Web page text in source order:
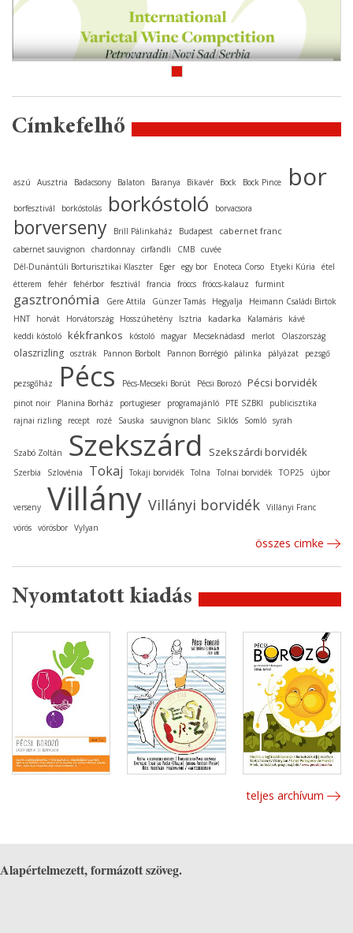
Címkefelhő
aszú Ausztria Badacsony Balaton Baranya Bikavér Bock Bock Pince bor
borfesztivál borkóstolás borkóstoló borvacsora
borverseny Brill Pálinkaház Budapest cabernet franc
cabernet sauvignon chardonnay cirfandli CMB cuvée
Dél-Dunántúli Borturisztikai Klaszter
Eger egy bor Enoteca Corso Etyeki Kúria
étel
étterem
fehér fehérbor fesztivál francia fröccs fröccs-kalauz furmint
gasztronómia Gere Attila Günzer Tamás Hegyalja
Heimann Családi Birtok
HNT
horvát Horvátország Hosszúhetény Isztria kadarka Kalamáris
kávé
keddi kóstoló kékfrankos kóstoló magyar Mecseknádasd merlot Olaszország
olaszrizling osztrák Pannon Borbolt Pannon Borrégió pálinka pályázat pezsgő
pezsgőház Pécs Pécs-Mecseki Borút Pécsi Borozó Pécsi borvidék
pinot noir Planina Borház portugieser programajánló PTE SZBKI
publicisztika
rajnai rizling
recept rozé Sauska sauvignon blanc Siklós Somló syrah
Szabó Zoltán Szekszárd Szekszárdi borvidék
Szerbia Szlovénia Tokaj Tokaji borvidék Tolna Tolnai borvidék TOP25 újbor
verseny Villány Villányi borvidék Villányi Franc
vörös vörösbor Vylyan
összes cimke
Nyomtatott kiadás
teljes archívum
Alapértelmezett, formázott szöveg.